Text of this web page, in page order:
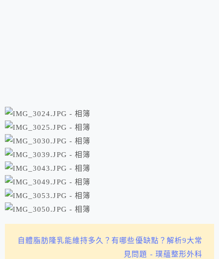
自體脂肪隆乳能維持多久？有哪些優缺點？解析9大常
見問題 - 璞蘊整形外科